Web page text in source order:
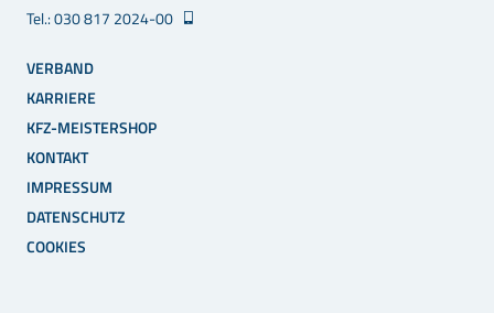
Tel.: 030 817 2024-00
VERBAND
KARRIERE
KFZ-MEISTERSHOP
KONTAKT
IMPRESSUM
DATENSCHUTZ
COOKIES